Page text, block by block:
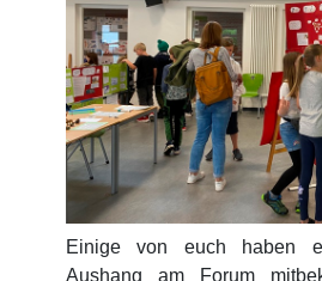
Einige von euch haben
Aushang am Forum